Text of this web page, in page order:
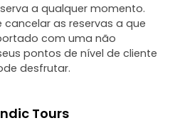
possa haver
envolvido.
passeio,
para verificar
pressionado a
a qualquer momento.
as reservas a que
com uma não
pontos de nível de cliente
desfrutar.
Tours